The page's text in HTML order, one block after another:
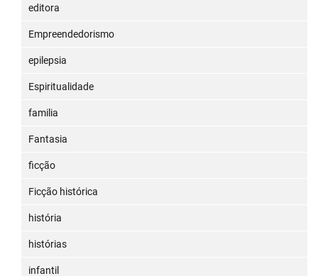
editora
Empreendedorismo
epilepsia
Espiritualidade
familia
Fantasia
ficção
Ficção histórica
história
histórias
infantil